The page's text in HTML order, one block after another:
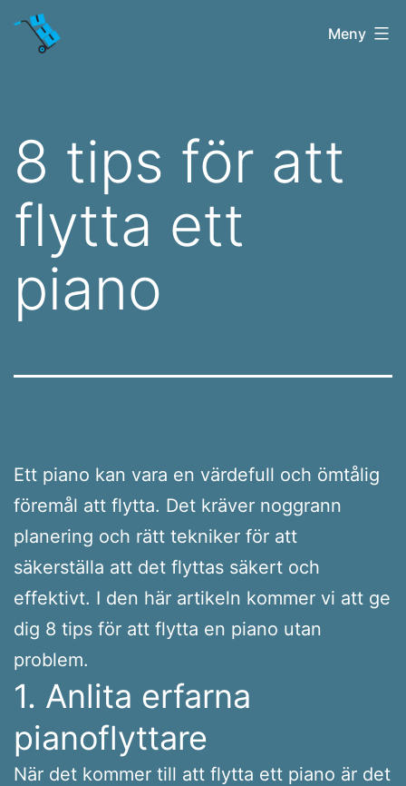
Hoppa
Flyttfirma
Meny
8 tips för att
flytta ett
piano
Ett piano kan vara en värdefull och ömtålig
föremål att flytta. Det kräver noggrann
planering och rätt tekniker för att
säkerställa att det flyttas säkert och
effektivt. I den här artikeln kommer vi att ge
dig 8 tips för att flytta en piano utan
problem.
1. Anlita erfarna
pianoflyttare
När det kommer till att flytta ett piano är det